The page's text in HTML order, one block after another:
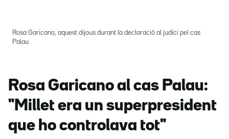
Rosa Garicano, aquest dijous durant la declaració al judici pel cas
Palau
Rosa Garicano al cas Palau:
"Millet era un superpresident
que ho controlava tot"